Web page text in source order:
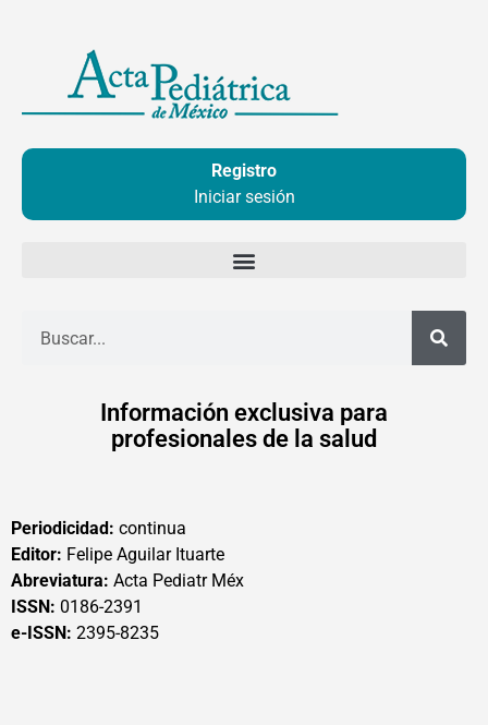
contenido
Registro
Iniciar sesión
Información exclusiva para
profesionales de la salud
Periodicidad: continua
Editor: Felipe Aguilar Ituarte
Abreviatura: Acta Pediatr Méx
ISSN: 0186-2391
e-ISSN: 2395-8235